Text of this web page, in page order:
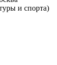
и спорта)